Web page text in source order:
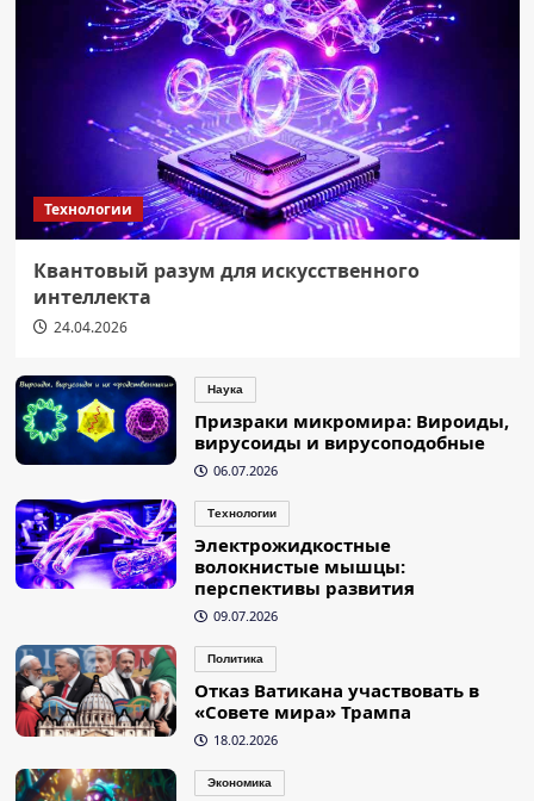
Технологии
Квантовый разум для искусственного
интеллекта
24.04.2026
Наука
Призраки микромира: Вироиды,
вирусоиды и вирусоподобные
06.07.2026
Технологии
Электрожидкостные
волокнистые мышцы:
перспективы развития
09.07.2026
Политика
Отказ Ватикана участвовать в
«Совете мира» Трампа
18.02.2026
Экономика